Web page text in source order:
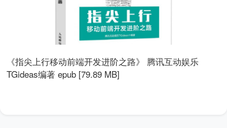
《指尖上行移动前端开发进阶之路》 腾讯互动娱乐
TGideas编著 epub [79.89 MB]